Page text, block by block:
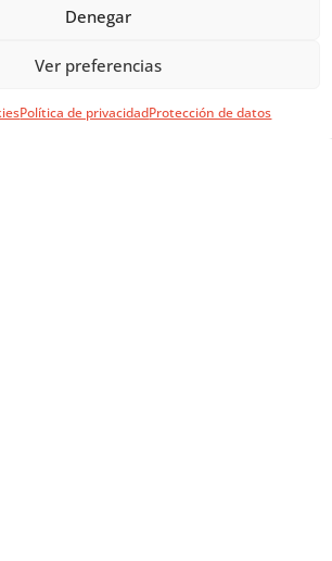
Denegar
Ver preferencias
Política de privacidadProtección de datos